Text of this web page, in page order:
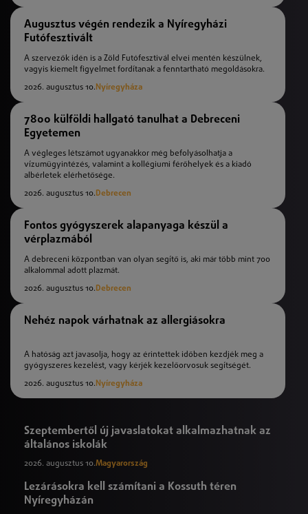
Augusztus végén rendezik a Nyíregyházi
Futófesztivált
A szervezők idén is a Zöld Futófesztivál elvei mentén készülnek,
vagyis kiemelt figyelmet fordítanak a fenntartható megoldásokra.
2026. augusztus 10. Nyíregyháza
7800 külföldi hallgató tanulhat a Debreceni
Egyetemen
A végleges létszámot ugyanakkor még befolyásolhatja a
vízumügyintézés, valamint a kollégiumi férőhelyek és a kiadó
albérletek elérhetősége.
2026. augusztus 10.Debrecen
Fontos gyógyszerek alapanyaga készül a
vérplazmából
A debreceni központban van olyan segítő is, aki már több mint 700
alkalommal adott plazmát.
2026. augusztus 10.Debrecen
Nehéz napok várhatnak az allergiásokra
A hatóság azt javasolja, hogy az érintettek időben kezdjék meg a
gyógyszeres kezelést, vagy kérjék kezelőorvosuk segítségét.
2026. augusztus 10. Nyíregyháza
Szeptembertől új javaslatokat alkalmazhatnak az
általános iskolák
2026. augusztus 10.Magyarország
Lezárásokra kell számítani a Kossuth téren
Nyíregyházán